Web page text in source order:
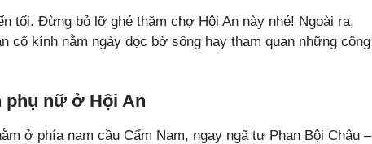
tối. Đừng bỏ lỡ ghé thăm chợ Hội An này nhé! Ngoài ra,
cổ kính nằm ngày dọc bờ sông hay tham quan những công
phụ nữ ở Hội An
ở phía nam cầu Cẩm Nam, ngay ngã tư Phan Bội Châu –